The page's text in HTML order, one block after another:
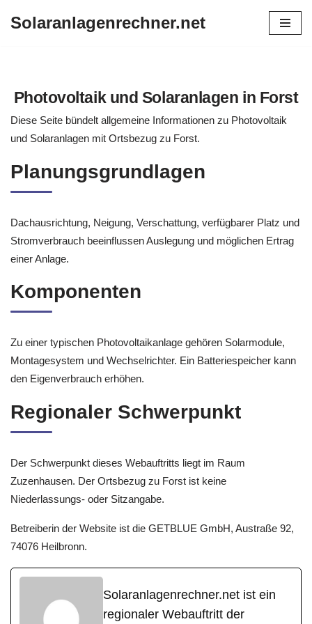
Solaranlagenrechner.net
Photovoltaik und Solaranlagen in Forst
Diese Seite bündelt allgemeine Informationen zu Photovoltaik
und Solaranlagen mit Ortsbezug zu Forst.
Planungsgrundlagen
Dachausrichtung, Neigung, Verschattung, verfügbarer Platz und
Stromverbrauch beeinflussen Auslegung und möglichen Ertrag
einer Anlage.
Komponenten
Zu einer typischen Photovoltaikanlage gehören Solarmodule,
Montagesystem und Wechselrichter. Ein Batteriespeicher kann
den Eigenverbrauch erhöhen.
Regionaler Schwerpunkt
Der Schwerpunkt dieses Webauftritts liegt im Raum
Zuzenhausen. Der Ortsbezug zu Forst ist keine
Niederlassungs- oder Sitzangabe.
Betreiberin der Website ist die GETBLUE GmbH, Austraße 92,
74076 Heilbronn.
Solaranlagenrechner.net ist ein
regionaler Webauftritt der